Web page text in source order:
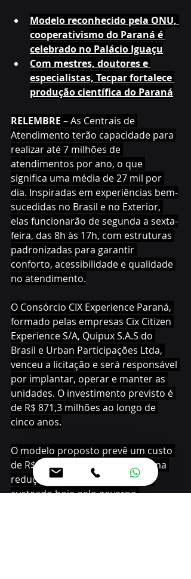
Modelo reconhecido pela ONU,
cooperativismo do Paraná é
celebrado no Palácio Iguaçu
Com mestres, doutores e
especialistas, Tecpar fortalece
produção científica do Paraná
RELEMBRE – As Centrais de
Atendimento terão capacidade para
realizar até 7 milhões de
atendimentos por ano, o que
significa uma média de 27 mil por
dia. Inspiradas em experiências bem-
sucedidas no Brasil e no Exterior,
elas funcionarão de segunda a sexta-
feira, das 8h às 17h, com estruturas
padronizadas para garantir
conforto, acessibilidade e qualidade
no atendimento.
O Consórcio CIX Experience Paraná,
formado pelas empresas Cix Citizen
Experience S/A, Quipux S.A.S do
Brasil e Urban Participações Ltda,
venceu a licitação e será responsável
por implantar, operar e manter as
unidades. O investimento previsto é
de R$ 871,3 milhões ao longo de
cinco anos.
O modelo proposto prevê um custo
de R$ 27,07 por atendimento, uma
redução de quase 70% no valor
custeado hoje pelo governo